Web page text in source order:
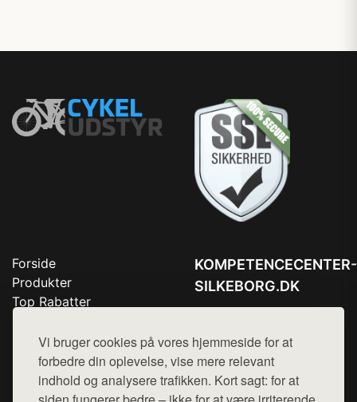
Vi bruger cookies på vores hjemmeside for at
forbedre din oplevelse, vise mere relevant
indhold og analysere trafikken. Kort sagt: for at
Forside
Produkter
Top Rabatter
Kontakt
KOMPETENCECENTER-
SILKEBORG.DK
Mail:hej@want.dk
Cookie- og privatlivspolitik